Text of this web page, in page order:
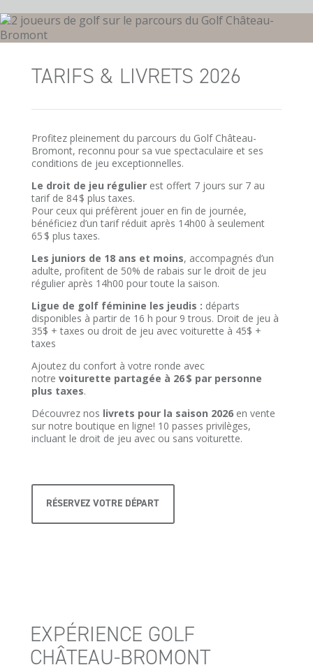
TARIFS & LIVRETS 2026
Profitez pleinement du parcours du Golf Château-
Bromont, reconnu pour sa vue spectaculaire et ses
conditions de jeu exceptionnelles.
Le droit de jeu régulierest offert 7 jours sur 7 au
tarif de 84 $ plus taxes.
Pour ceux qui préfèrent jouer en fin de journée,
bénéficiez d’un tarif réduit après 14h00 à seulement
65 $ plus taxes.
Les juniors de 18 ans et moins, accompagnés d’un
adulte, profitent de 50% de rabais sur le droit de jeu
régulier après 14h00 pour toute la saison.
Ligue de golf féminine les jeudis : départs
disponibles à partir de 16 h pour 9 trous. Droit de jeu à
35$ + taxes ou droit de jeu avec voiturette à 45$ +
taxes
Ajoutez du confort à votre ronde avec
notre voiturette partagée à 26 $ par personne
plus taxes.
Découvrez nos livrets pour la saison 2026en vente
sur notre boutique en ligne! 10 passes privilèges,
incluant le droit de jeu avec ou sans voiturette.
RÉSERVEZ VOTRE DÉPART
EXPÉRIENCE GOLF
CHÂTEAU-BROMONT